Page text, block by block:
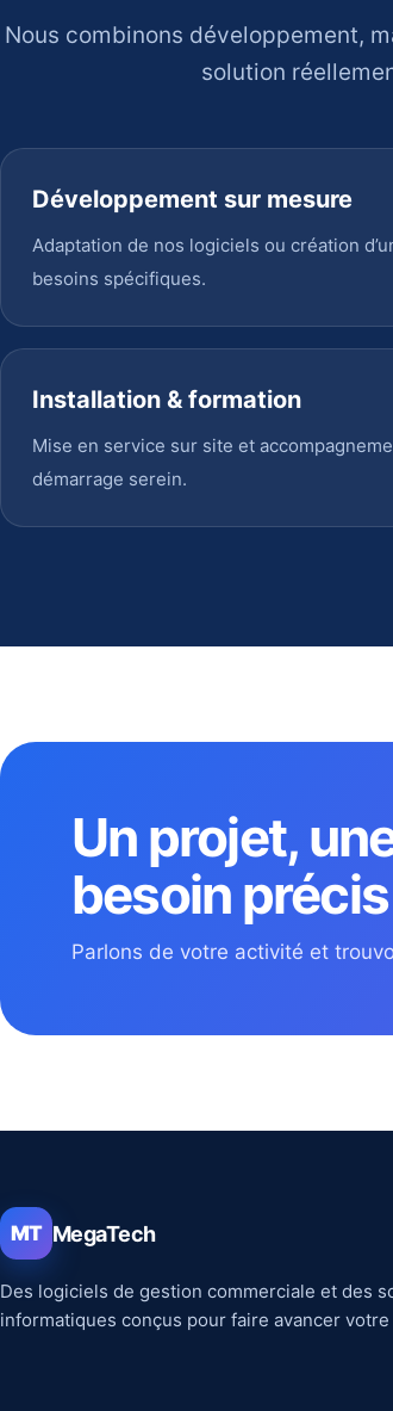
Nous combinons développement,
solution
Développement sur mesure
Adaptation de nos logiciels ou création
besoins spécifiques.
Installation & formation
Mise en service sur site et
démarrage serein.
Un projet,
besoin
Parlons de votre activité et
MT MegaTech
Des logiciels de gestion commerciale et des
informatiques conçus pour faire avancer